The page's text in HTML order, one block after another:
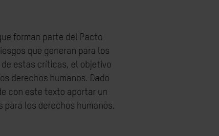
forman parte del Pacto
que generan para los
estas críticas, el objetivo
derechos humanos. Dado
con este texto aportar un
los derechos humanos.